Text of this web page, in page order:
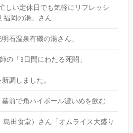
しい定休日でも気軽にリフレッシ
福岡の湯」さん
石温泉有磯の湯さん」
の「3日間にわたる死闘」
調しました。
前で角ハイボール濃いめを飲む
島田食堂）さん「オムライス大盛り